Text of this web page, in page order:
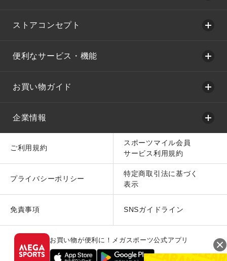
ストアコンセプト
便利なサービス・機能
お買い物ガイド
企業情報
ご利用規約
スポーツマイル会員
サービス利用規約
プライバシーポリシー
特定商取引法に基づく
表示
免責事項 SNSガイドライン
お買い物が便利に！メガスポーツ公式アプリ